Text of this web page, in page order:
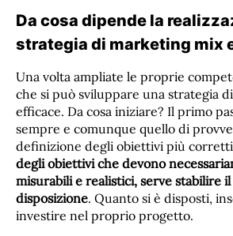
Da cosa dipende la
strategia di marketing mix
Una volta ampliate le proprie
che si può sviluppare una strategia
efficace. Da cosa iniziare? Il primo
sempre e comunque quello di
definizione degli obiettivi più
degli obiettivi che devono
misurabili e realistici, serve stabilire
disposizione. Quanto si è disposti,
investire nel proprio progetto.